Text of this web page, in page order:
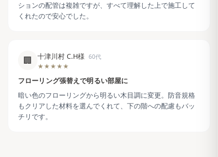
ションの配管は複雑ですが、すべて理解した上で施工して
くれたので安心でした。
🏢 十津川村 C.H様 60代
★★★★★
フローリング張替えで明るい部屋に
暗い色のフローリングから明るい木目調に変更。防音規格
もクリアした材料を選んでくれて、下の階への配慮もバッ
チリです。